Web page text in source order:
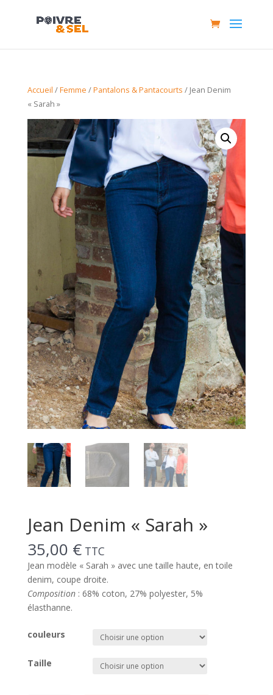
Accueil /Femme /Pantalons & Pantacourts / Jean Denim
« Sarah »
Jean Denim « Sarah »
35,00 € TTC
Jean modèle « Sarah » avec une taille haute, en toile
denim, coupe droite.
Composition: 68% coton, 27% polyester, 5%
élasthanne.
couleurs
Taille